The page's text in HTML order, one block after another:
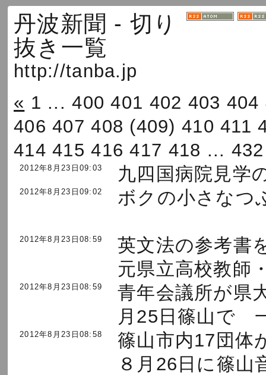
丹波新聞 - 切り
抜き一覧
http://tanba.jp
« 1 ...400 401 402 403 404
406 407 408 (409) 410 411
414 415 416 417 418 ... 432
2012年8月23日09:03 九四国病院見学
2012年8月23日09:02 ボクの小さなつ
2012年8月23日08:59
英文法の参考
元県立高校教師
2012年8月23日08:59
青年会議所が
月25日篠山で
2012年8月23日08:58
篠山市内17団
８月26日に篠山